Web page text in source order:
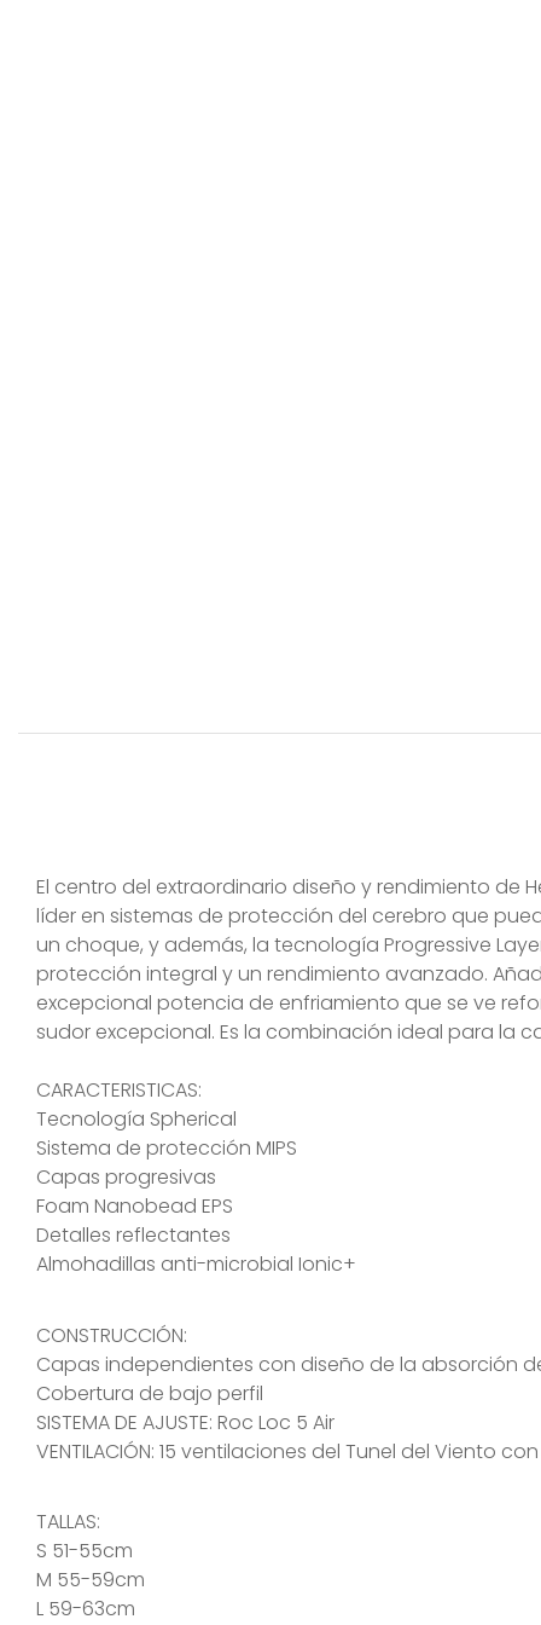
El centro del extraordinario diseño y rendimiento de
líder en sistemas de protección del cerebro que
un choque, y además, la tecnología Progressive
protección integral y un rendimiento avanzado.
excepcional potencia de enfriamiento que se ve
sudor excepcional. Es la combinación ideal para la
CARACTERISTICAS:
Tecnología Spherical
Sistema de protección MIPS
Capas progresivas
Foam Nanobead EPS
Detalles reflectantes
Almohadillas anti-microbial Ionic+
CONSTRUCCIÓN:
Capas independientes con diseño de la absorción
Cobertura de bajo perfil
SISTEMA DE AJUSTE: Roc Loc 5 Air
VENTILACIÓN: 15 ventilaciones del Tunel del Viento
TALLAS:
S 51-55cm
M 55-59cm
L 59-63cm